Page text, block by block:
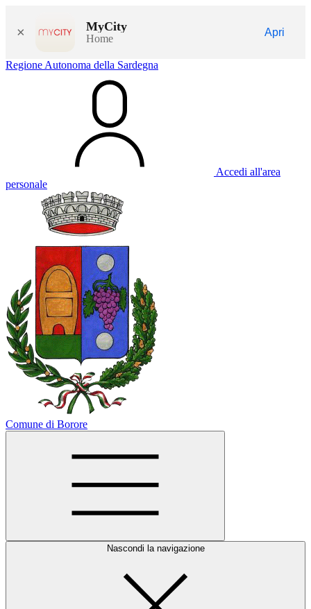
× MyCity
Home
Apri
Regione Autonoma della Sardegna
Accedi all'area
personale
Comune di Borore
Nascondi la navigazione